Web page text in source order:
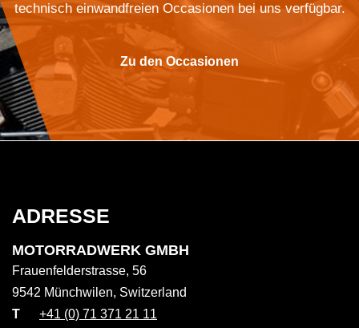
technisch einwandfreien Occasionen bei uns verfügbar.
Zu den Occasionen
ADRESSE
MOTORRADWERK GMBH
Frauenfelderstrasse, 56
9542 Münchwilen, Switzerland
T
+41 (0) 71 371 21 11